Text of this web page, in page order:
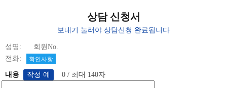
상담 신청서
보내기 눌러야 상담신청 완료됩니다
성명: 회원No.
전화:
확인사항
내용 0 / 최대 140자